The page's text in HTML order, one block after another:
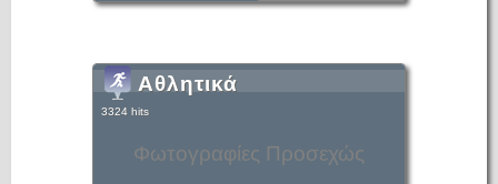
Φωτογραφίες Προσεχώς
Αθλητικά
3324 hits